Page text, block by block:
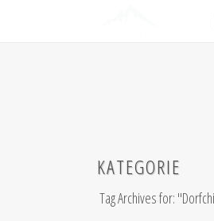
KATEGORIE
Tag Archives for: